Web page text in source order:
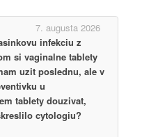
7. augusta 2026
infekciu z
si vaginalne tablety
uzit poslednu, ale v
u
tablety douzivat,
cytologiu?